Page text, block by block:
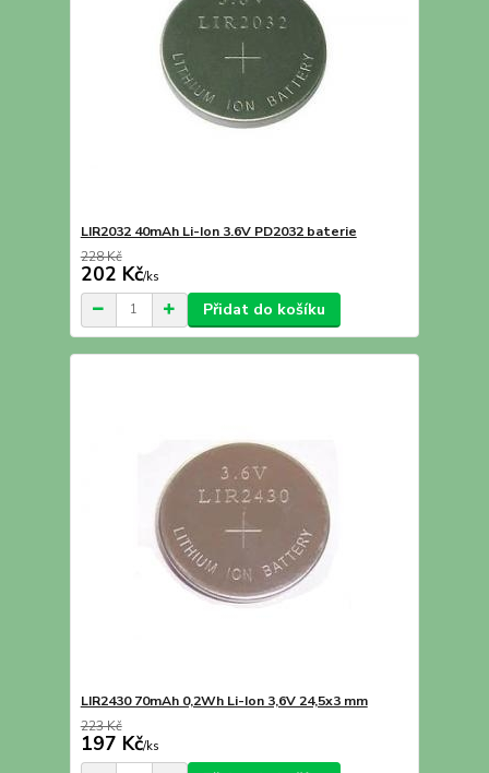
LIR2032 40mAh Li-Ion 3.6V PD2032 baterie
228 Kč
202 Kč/ks
Přidat do košíku
LIR2430 70mAh 0,2Wh Li-Ion 3,6V 24,5x3 mm
223 Kč
197 Kč/ks